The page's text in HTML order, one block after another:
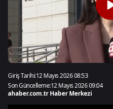
Giriş Tarihi:12 Mayıs 2026 08:53
Son Güncelleme:12 Mayıs 2026 09:04
ahaber.com.tr Haber Merkezi